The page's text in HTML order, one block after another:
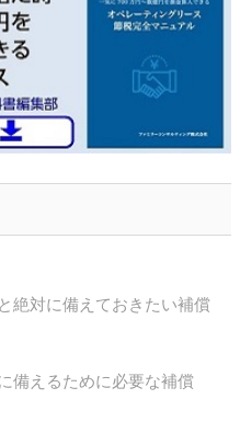
絶対に備えておきたい補償
備えるために必要な補償